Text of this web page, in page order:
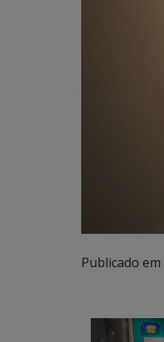
Publicado em